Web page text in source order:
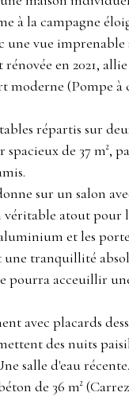
à la campagne
une vue
en 2021,
moderne (Pompe à
répartis sur
spacieux de 37 m²,
sur un salon
atout pour
et les
tranquillité
pourra acceuillir
avec placards
des nuits
salle d'eau récente.
de 36 m²